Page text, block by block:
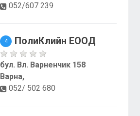
052/607 239
4 ПолиКлийн ЕООД
бул. Вл. Варненчик 158
Варна,
052/ 502 680